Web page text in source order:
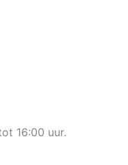
16:00 uur.